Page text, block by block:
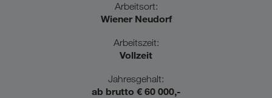
Arbeitsort:
Wiener Neudorf
Arbeitszeit:
Vollzeit
Jahresgehalt:
ab brutto € 60 000,-